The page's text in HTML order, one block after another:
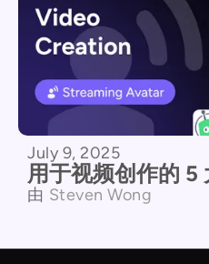
July 9, 2025
用于视频创作的 5
由 Steven Wong